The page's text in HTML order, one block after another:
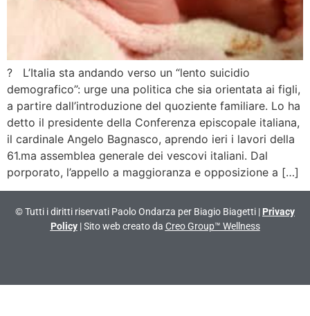
? L’Italia sta andando verso un “lento suicidio
demografico”: urge una politica che sia orientata ai figli,
a partire dall’introduzione del quoziente familiare. Lo ha
detto il presidente della Conferenza episcopale italiana,
il cardinale Angelo Bagnasco, aprendo ieri i lavori della
61.ma assemblea generale dei vescovi italiani. Dal
porporato, l’appello a maggioranza e opposizione a […]
© Tutti i diritti riservati Paolo Ondarza per Biagio Biagetti | Privacy
Policy| Sito web creato da Creo Group™ Wellness